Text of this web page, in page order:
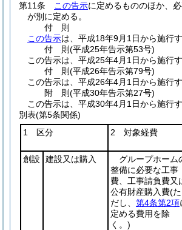
第11条
この告示に定めるもののほか、
が別に定める。
付 則
この告示は、平成18年9月1日から施行す
付 則(平成25年告示第53号)
この告示は、平成25年4月1日から施行す
付 則(平成26年告示第79号)
この告示は、平成26年4月1日から施行す
附 則(平成30年告示第27号)
この告示は、平成30年4月1日から施行す
別表(第5条関係)
1 区分
2 対象経費
創設
建設又は購入
グループホーム
整備に必要な工事
費、工事請負費又
公有財産購入費(た
だし、 第4条第2項
定める費用を除
く。)